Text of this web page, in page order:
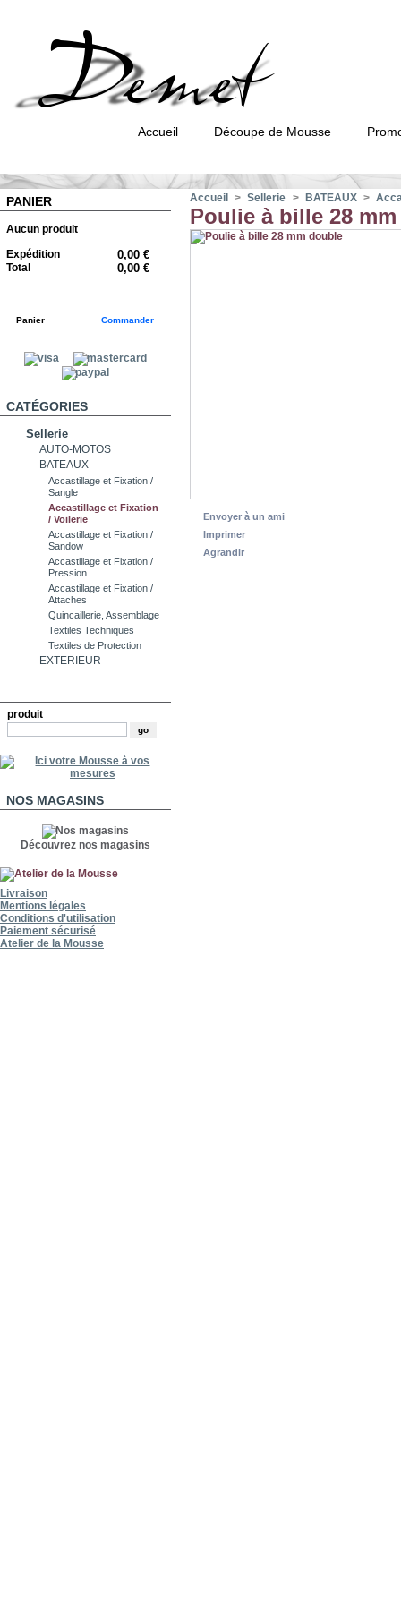
Accueil Découpe de Mousse
PANIER
Aucun produit
Expédition
0,00 €
Total 0,00 €
Panier Commander
CATÉGORIES
Sellerie
AUTO-MOTOS
BATEAUX
Accastillage et Fixation /
Sangle
Accastillage et Fixation
/ Voilerie
Accastillage et Fixation /
Sandow
Accastillage et Fixation /
Pression
Accastillage et Fixation /
Attaches
Quincaillerie, Assemblage
Textiles Techniques
Textiles de Protection
EXTERIEUR
produit
NOS MAGASINS
Découvrez nos magasins
Accueil > Sellerie > BATEAUX >
Poulie à bille 28
Envoyer à un ami
Imprimer
Agrandir
Livraison
Mentions légales
Conditions d'utilisation
Paiement sécurisé
Atelier de la Mousse